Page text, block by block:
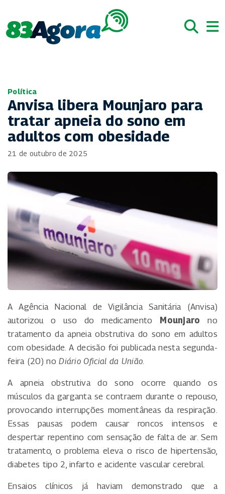
Política
Anvisa libera Mounjaro para
tratar apneia do sono em
adultos com obesidade
21 de outubro de 2025
A Agência Nacional de Vigilância Sanitária (Anvisa)
autorizou o uso do medicamento
Mounjaro no
tratamento da apneia obstrutiva do sono em adultos
com obesidade. A decisão foi publicada nesta segunda-
feira (20) noDiário Oficial da União.
A apneia obstrutiva do sono ocorre quando os
músculos da garganta se contraem durante o repouso,
provocando interrupções momentâneas da respiração.
Essas pausas podem causar roncos intensos e
despertar repentino com sensação de falta de ar. Sem
tratamento, o problema eleva o risco de hipertensão,
diabetes tipo 2, infarto e acidente vascular cerebral.
Ensaios clínicos já haviam demonstrado que a